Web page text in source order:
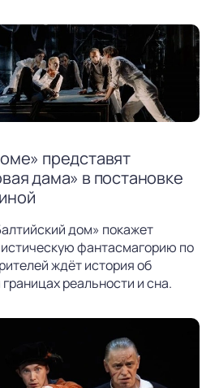
представят
дама» в постановке
дом» покажет
фантасмагорию по
ждёт история об
реальности и сна.